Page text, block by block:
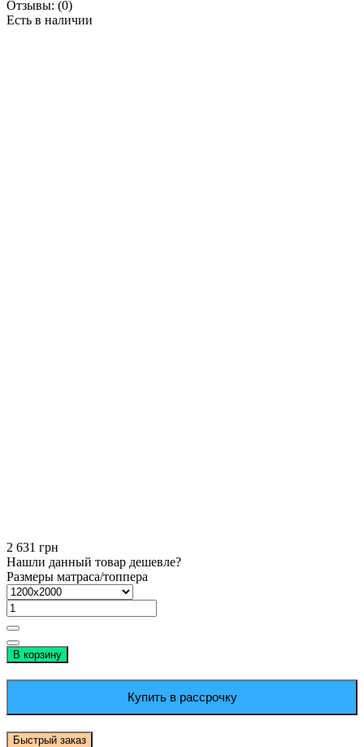
Отзывы: (0)
Есть в наличии
2 631 грн
Нашли данный товар дешевле?
Размеры матраса/топпера
В корзину
Купить в рассрочку
Быстрый заказ